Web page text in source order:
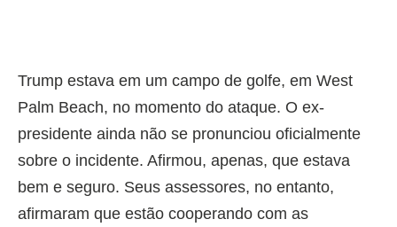
Trump estava em um campo de golfe, em West
Palm Beach, no momento do ataque. O ex-
presidente ainda não se pronunciou oficialmente
sobre o incidente. Afirmou, apenas, que estava
bem e seguro. Seus assessores, no entanto,
afirmaram que estão cooperando com as